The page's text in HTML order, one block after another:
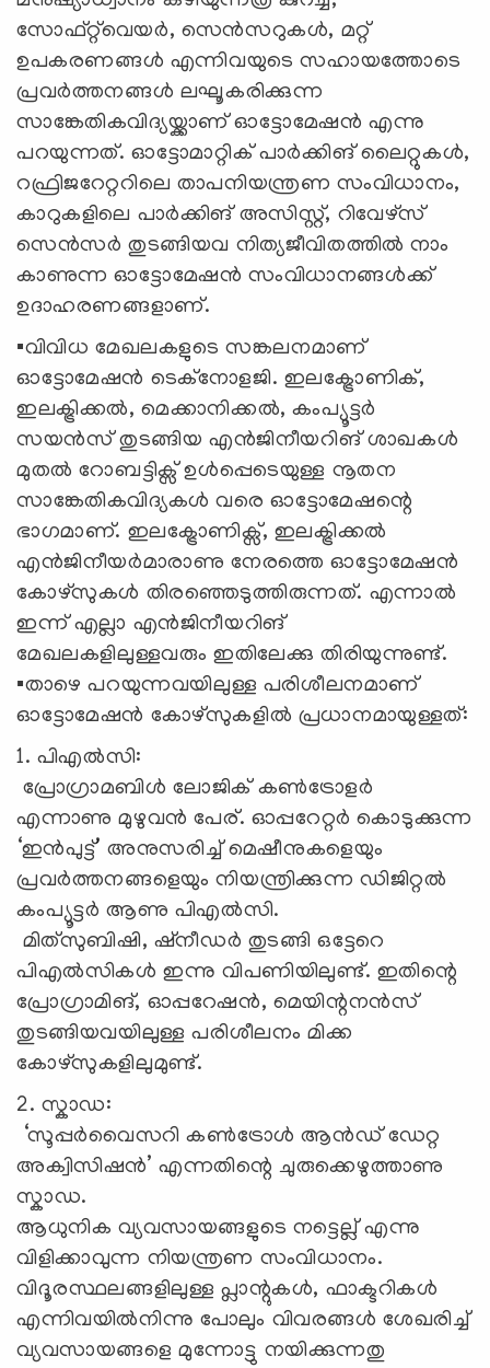
സോഫ്റ്റ്‌വെയർ, സെൻസറുകൾ, മറ്റ്
ഉപകരണങ്ങൾ എന്നിവയുടെ സഹായത്തോടെ
പ്രവർത്തനങ്ങൾ ലഘൂകരിക്കുന്ന
സാങ്കേതികവിദ്യയ്ക്കാണ് ഓട്ടോമേഷൻ എന്നു
പറയുന്നത്. ഓട്ടോമാറ്റിക് പാർക്കിങ് ലൈറ്റുകൾ,
റഫ്രിജറേറ്ററിലെ താപനിയന്ത്രണ സംവിധാനം,
കാറുകളിലെ പാർക്കിങ് അസിസ്റ്റ്, റിവേഴ്സ്
സെൻസർ തുടങ്ങിയവ നിത്യജീവിതത്തിൽ നാം
കാണുന്ന ഓട്ടോമേഷൻ സംവിധാനങ്ങൾക്ക്
ഉദാഹരണങ്ങളാണ്.
▪️വിവിധ മേഖലകളുടെ സങ്കലനമാണ്
ഓട്ടോമേഷൻ ടെക്നോളജി. ഇലക്ട്രോണിക്,
ഇലക്ട്രിക്കൽ, മെക്കാനിക്കൽ, കംപ്യൂട്ടർ
സയൻസ് തുടങ്ങിയ എൻജിനീയറിങ് ശാഖകൾ
മുതൽ റോബട്ടിക്സ് ഉൾപ്പെടെയുള്ള നൂതന
സാങ്കേതികവിദ്യകൾ വരെ ഓട്ടോമേഷന്റെ
ഭാഗമാണ്. ഇലക്ട്രോണിക്സ്, ഇലക്ട്രിക്കൽ
എൻജിനീയർമാരാണു നേരത്തെ ഓട്ടോമേഷൻ
കോഴ്സുകൾ തിര‍ഞ്ഞെടുത്തിരുന്നത്. എന്നാൽ
ഇന്ന് എല്ലാ എൻജിനീയറിങ്
മേഖലകളിലുള്ളവരും ഇതിലേക്കു തിരിയുന്നുണ്ട്.
▪️താഴെ പറയുന്നവയിലുള്ള പരിശീലനമാണ്
ഓട്ടോമേഷൻ കോഴ്സുകളിൽ പ്രധാനമായുള്ളത്:
1. പിഎൽസി:
പ്രോഗ്രാമബിൾ ലോജിക് കൺട്രോളർ
എന്നാണു മുഴുവൻ പേര്. ഓപ്പറേറ്റർ കൊടുക്കുന്ന
‘ഇൻപുട്ട്’ അനുസരിച്ച് മെഷീനുകളെയും
പ്രവർത്തനങ്ങളെയും നിയന്ത്രിക്കുന്ന ഡിജിറ്റൽ
കംപ്യൂട്ടർ ആണു പിഎൽസി.
മിത്‌സുബിഷി, ഷ്നീഡർ തുടങ്ങി ഒട്ടേറെ
പിഎൽസികൾ ഇന്നു വിപണിയിലുണ്ട്. ഇതിന്റെ
പ്രോഗ്രാമിങ്, ഓപ്പറേഷൻ, മെയിന്റനൻസ്
തുടങ്ങിയവയിലുള്ള പരിശീലനം മിക്ക
കോഴ്സുകളിലുമുണ്ട്.
2. സ്കാഡ:
‘സൂപ്പർവൈസറി കൺട്രോൾ ആൻഡ് ഡേറ്റ
അക്വിസിഷൻ’ എന്നതിന്റെ ചുരുക്കെഴുത്താണു
സ്കാഡ.
ആധുനിക വ്യവസായങ്ങളുടെ നട്ടെല്ല് എന്നു
വിളിക്കാവുന്ന നിയന്ത്രണ സംവിധാനം.
വിദൂരസ്ഥലങ്ങളിലുള്ള പ്ലാന്റുകൾ, ഫാക്ടറികൾ
എന്നിവയിൽനിന്നു പോലും വിവരങ്ങൾ ശേഖരിച്ച്
വ്യവസായങ്ങളെ മുന്നോട്ടു നയിക്കുന്നതു